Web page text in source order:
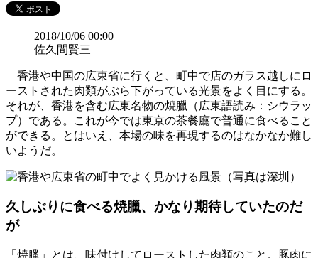
2018/10/06 00:00
佐久間賢三
香港や中国の広東省に行くと、町中で店のガラス越しにロ
ーストされた肉類がぶら下がっている光景をよく目にする。
それが、香港を含む広東名物の焼臘（広東語読み：シウラッ
プ）である。これが今では東京の茶餐廳で普通に食べること
ができる。とはいえ、本場の味を再現するのはなかなか難し
いようだ。
久しぶりに食べる焼臘、かなり期待していたのだ
が
「焼臘」とは、味付けしてローストした肉類のこと。豚肉に